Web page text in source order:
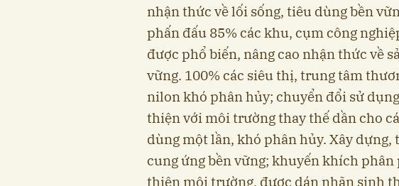
nhận thức về lối sống, tiêu dùng bền
phấn đấu 85% các khu, cụm công
được phổ biến, nâng cao nhận thức về
vững. 100% các siêu thị, trung tâm
nilon khó phân hủy; chuyển đổi sử
thiện với môi trường thay thế dần cho
dùng một lần, khó phân hủy. Xây
cung ứng bền vững; khuyến khích
thiện môi trường, được dán nhãn sinh